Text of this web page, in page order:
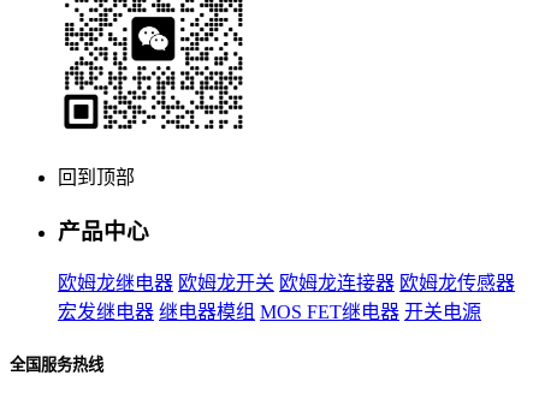
回到顶部
产品中心
欧姆龙继电器 欧姆龙开关 欧姆龙连接器 欧姆龙传感器
宏发继电器 继电器模组 MOS FET继电器 开关电源
全国服务热线